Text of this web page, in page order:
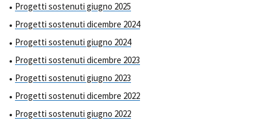
Progetti sostenuti giugno 2025
Progetti sostenuti dicembre 2024
Progetti sostenuti giugno 2024
Progetti sostenuti dicembre 2023
Progetti sostenuti giugno 2023
Progetti sostenuti dicembre 2022
Progetti sostenuti giugno 2022